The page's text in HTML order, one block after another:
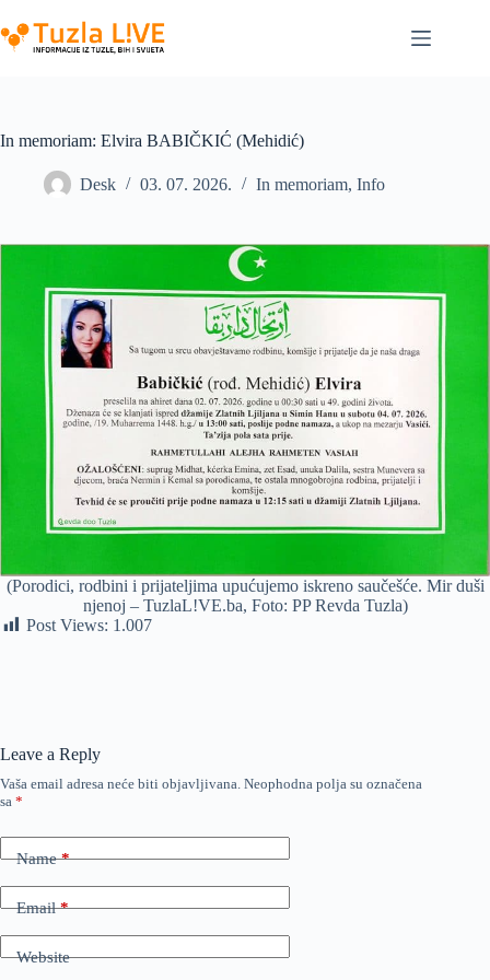
to
content
In memoriam: Elvira BABIČKIĆ (Mehidić)
Desk 03. 07. 2026. In memoriam, Info
(Porodici, rodbini i prijateljima upućujemo iskreno saučešće. Mir duši
njenoj – TuzlaL!VE.ba, Foto: PP Revda Tuzla)
Post Views: 1.007
Leave a Reply
Vaša email adresa neće biti objavljivana. Neophodna polja su označena
sa *
Name*
Email*
Website